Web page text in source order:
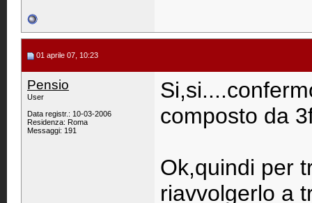
01 aprile 07, 10:23
Pensio
User
Data registr.: 10-03-2006
Residenza: Roma
Messaggi: 191
composto da
Ok,quindi per
riavvolgerlo a